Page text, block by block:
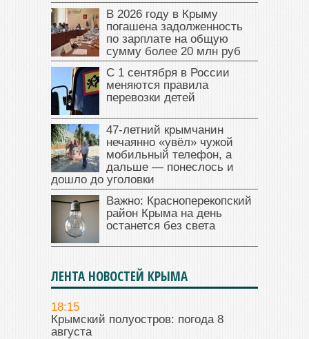
В 2026 году в Крыму
погашена задолженность
по зарплате на общую
сумму более 20 млн руб
С 1 сентября в России
меняются правила
перевозки детей
47‑летний крымчанин
нечаянно «увёл» чужой
мобильный телефон, а
дальше — понеслось и
дошло до уголовки
Важно: Красноперекопский
район Крыма на день
останется без света
ЛЕНТА НОВОСТЕЙ КРЫМА
18:15
Крымский полуостров: погода 8
августа